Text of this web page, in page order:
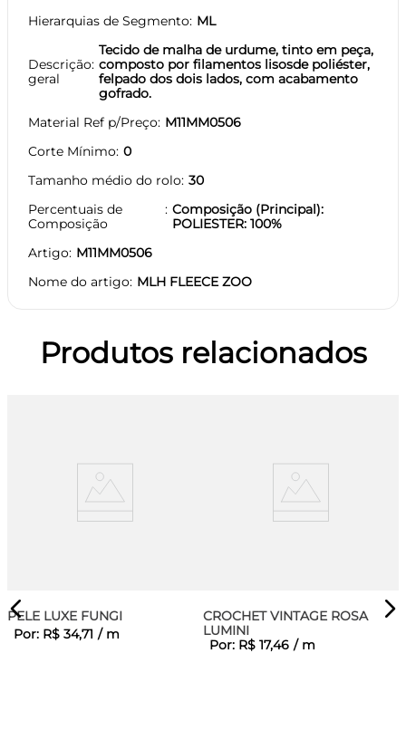
Hierarquias de Segmento ML
Descrição
geral
Tecido de malha de urdume, tinto em peça,
composto por filamentos lisosde poliéster,
felpado dos dois lados, com acabamento
gofrado.
Material Ref p/Preço M11MM0506
Corte Mínimo 0
Tamanho médio do rolo 30
Percentuais de
Composição
Composição (Principal):
POLIESTER: 100%
Artigo M11MM0506
Nome do artigo MLH FLEECE ZOO
Produtos relacionados
PELE LUXE FUNGI
Por: R$ 34,71 / m
CROCHET VINTAGE ROSA
LUMINI
Por: R$ 17,46 / m